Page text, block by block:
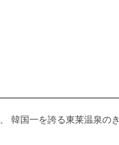
韓国一を誇る東莱温泉のき